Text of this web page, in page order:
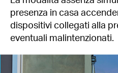
presenza in casa
dispositivi collegati alla
eventuali malintenzionati.